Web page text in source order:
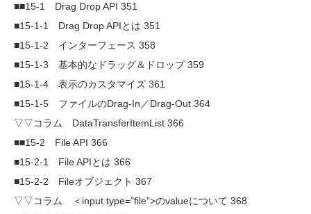
■■15-1 Drag Drop API 351
■15-1-1 Drag Drop APIとは 351
■15-1-2 インターフェース 358
■15-1-3 基本的なドラッグ＆ドロップ 359
■15-1-4 表示のカスタマイズ 361
■15-1-5 ファイルのDrag-In／Drag-Out 364
▽▽コラム DataTransferItemList 366
■■15-2 File API 366
■15-2-1 File APIとは 366
■15-2-2 Fileオブジェクト 367
▽▽コラム ＜input type=”file”>のvalueについて 368